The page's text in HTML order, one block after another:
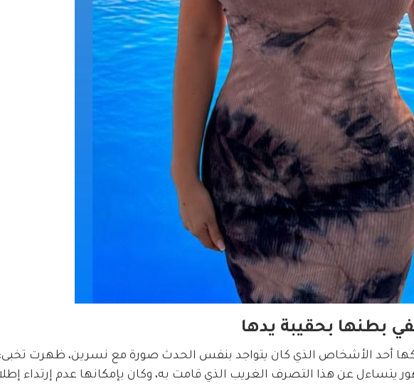
بطنها بحقيبة يدها
أحد الأشخاص الذي كان يتواجد بنفس الحدث صورة مع نسرين، ظهرت
يتساءل عن هذا التصرف الغريب الذي قامت به، وكان بإمكانها عدم إرتداء